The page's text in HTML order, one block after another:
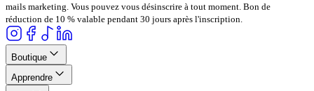
mails marketing. Vous pouvez vous désinscrire à tout moment. Bon de
réduction de 10 % valable pendant 30 jours après l'inscription.
Boutique
Apprendre